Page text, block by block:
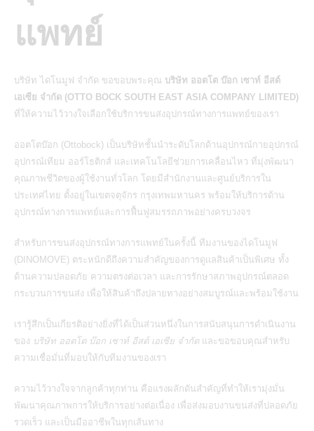
แพทย์
บริษัท ไดโนมูฟ จำกัด ขอขอบพระคุณ บริษัท ออตโต บ๊อก เซาท์ อีสต์
เอเซีย จำกัด (OTTO BOCK SOUTH EAST ASIA COMPANY LIMITED)
ที่ให้ความไว้วางใจเลือกใช้บริการขนส่งอุปกรณ์ทางการแพทย์ของเรา
ออตโตบ๊อก (Ottobock) เป็นบริษัทชั้นนำระดับโลกด้านอุปกรณ์กายอุปกรณ์
อุปกรณ์เทียม ออร์โธติกส์ และเทคโนโลยีช่วยการเคลื่อนไหว ที่มุ่งพัฒนา
คุณภาพชีวิตของผู้ใช้งานทั่วโลก โดยมีสำนักงานและศูนย์บริการใน
ประเทศไทย ตั้งอยู่ในเขตจตุจักร กรุงเทพมหานคร พร้อมให้บริการด้าน
อุปกรณ์ทางการแพทย์และการฟื้นฟูสมรรถภาพอย่างครบวงจร
สำหรับการขนส่งอุปกรณ์ทางการแพทย์ในครั้งนี้ ทีมงานของไดโนมูฟ
(DINOMOVE) ตระหนักดีถึงความสำคัญของการดูแลสินค้าเป็นพิเศษ ทั้ง
ด้านความปลอดภัย ความตรงต่อเวลา และการรักษาสภาพอุปกรณ์ตลอด
กระบวนการขนส่ง เพื่อให้สินค้าถึงปลายทางอย่างสมบูรณ์และพร้อมใช้งาน
เรารู้สึกเป็นเกียรติอย่างยิ่งที่ได้เป็นส่วนหนึ่งในการสนับสนุนการดำเนินงาน
ของ บริษัท ออตโต บ๊อก เซาท์ อีสต์ เอเซีย จำกัด และขอขอบคุณสำหรับ
ความเชื่อมั่นที่มอบให้กับทีมงานของเรา
ความไว้วางใจจากลูกค้าทุกท่าน คือแรงผลักดันสำคัญที่ทำให้เรามุ่งมั่น
พัฒนาคุณภาพการให้บริการอย่างต่อเนื่อง เพื่อส่งมอบงานขนส่งที่ปลอดภัย
รวดเร็ว และเป็นมืออาชีพในทุกเส้นทาง